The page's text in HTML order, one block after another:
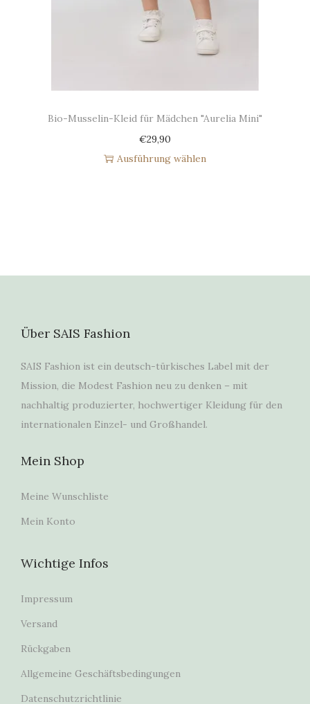
Bio-Musselin-Kleid für Mädchen "Aurelia Mini"
€29,90
Ausführung wählen
Über SAIS Fashion
SAIS Fashion ist ein deutsch-türkisches Label mit der
Mission, die Modest Fashion neu zu denken – mit
nachhaltig produzierter, hochwertiger Kleidung für den
internationalen Einzel- und Großhandel.
Mein Shop
Meine Wunschliste
Mein Konto
Wichtige Infos
Impressum
Versand
Rückgaben
Allgemeine Geschäftsbedingungen
Datenschutzrichtlinie